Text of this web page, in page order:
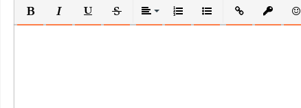
ПОЛУЖИРНЫЙ
КУРСИВПОДЧЕРКНУТЫЙ
ЗАЧЕРКНУТЫЙВЫРАВНИВАНИЕ
НУМЕРОВАННЫЙ СПИСОК
МАРКИРОВАННЫЙ
ВСТАВИТЬ